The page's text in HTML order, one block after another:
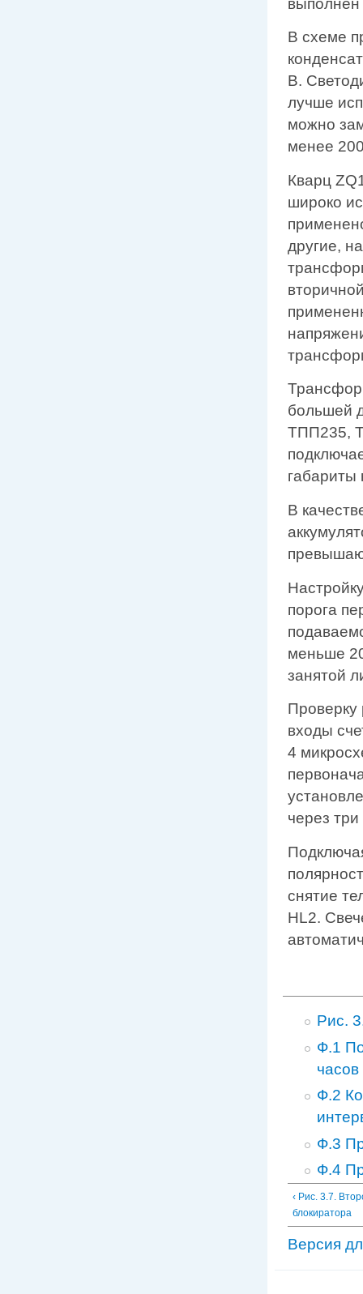
выполнен
В схеме
В.
лучше
можно
менее
Кварц
широко
другие,
большей
ТПП235,
габариты
В
порога
меньше
занятой
Проверку
входы
4
через
снятие
HL2.
Pис.
Ф.1
часов
Ф.2
Ф.3
Ф.4
‹ Рис. 3.7.
блокиратора
Версия